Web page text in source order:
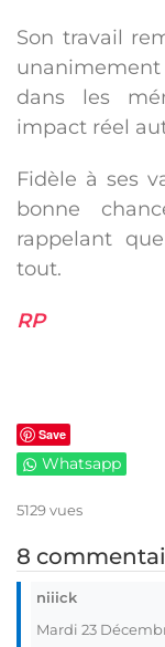
Son travail
unanimement
dans les
impact réel
Fidèle à ses
bonne
rappelant
tout.
RP
Save
Whatsapp
5129 vues
8
niiick
Mardi 23